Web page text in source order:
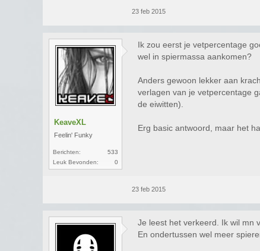
23 feb 2015
KeaveXL
Feelin' Funky
Berichten:
533
Leuk Bevonden:
0
Ik zou eerst je vetpercentage
wel in spiermassa aankomen?
Anders gewoon lekker aan
verlagen van je vetpercentage
de eiwitten).
Erg basic antwoord, maar het
23 feb 2015
Je leest het verkeerd. Ik wil mn
En ondertussen wel meer